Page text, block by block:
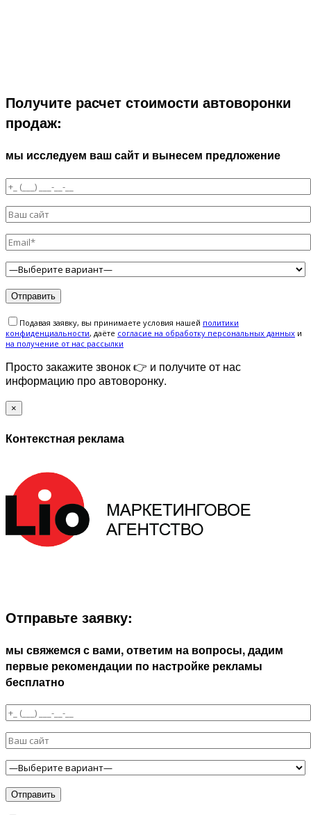
Получите расчет стоимости автоворонки
продаж:
мы исследуем ваш сайт и вынесем предложение
Подавая заявку, вы принимаете условия нашей политики
конфиденциальности, даёте cогласие на обработку персональных данных и
на получение от нас рассылки
Просто закажите звонок 👉 и получите от нас
информацию про автоворонку.
×
Контекстная реклама
Отправьте заявку:
мы свяжемся с вами, ответим на вопросы, дадим
первые рекомендации по настройке рекламы
бесплатно